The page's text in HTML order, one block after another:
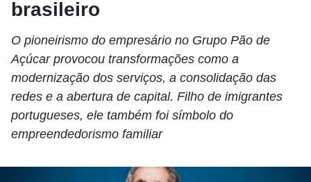
brasileiro
O pioneirismo do empresário no Grupo Pão de
Açúcar provocou transformações como a
modernização dos serviços, a consolidação das
redes e a abertura de capital. Filho de imigrantes
portugueses, ele também foi símbolo do
empreendedorismo familiar